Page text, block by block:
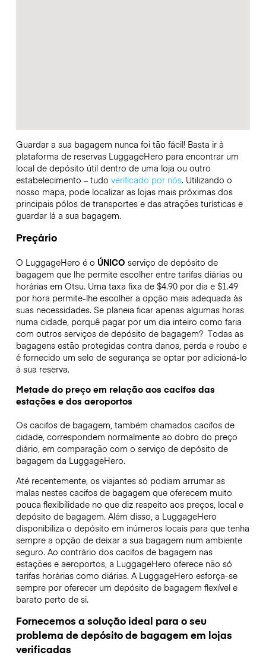
Guardar a sua bagagem nunca foi tão fácil! Basta ir à
plataforma de reservas LuggageHero para encontrar um
local de depósito útil dentro de uma loja ou outro
estabelecimento – tudo verificado por nós. Utilizando o
nosso mapa, pode localizar as lojas mais próximas dos
principais pólos de transportes e das atrações turísticas e
guardar lá a sua bagagem.
Preçário
O LuggageHero é o ÚNICO serviço de depósito de
bagagem que lhe permite escolher entre tarifas diárias ou
horárias em Otsu. Uma taxa fixa de $4.90 por dia e $1.49
por hora permite-lhe escolher a opção mais adequada às
suas necessidades. Se planeia ficar apenas algumas horas
numa cidade, porquê pagar por um dia inteiro como faria
com outros serviços de depósito de bagagem? Todas as
bagagens estão protegidas contra danos, perda e roubo e
é fornecido um selo de segurança se optar por adicioná-lo
à sua reserva.
Metade do preço em relação aos cacifos das
estações e dos aeroportos
Os cacifos de bagagem, também chamados cacifos de
cidade, correspondem normalmente ao dobro do preço
diário, em comparação com o serviço de depósito de
bagagem da LuggageHero.
Até recentemente, os viajantes só podiam arrumar as
malas nestes cacifos de bagagem que oferecem muito
pouca flexibilidade no que diz respeito aos preços, local e
depósito de bagagem. Além disso, a LuggageHero
disponibiliza o depósito em inúmeros locais para que tenha
sempre a opção de deixar a sua bagagem num ambiente
seguro. Ao contrário dos cacifos de bagagem nas
estações e aeroportos, a LuggageHero oferece não só
tarifas horárias como diárias. A LuggageHero esforça-se
sempre por oferecer um depósito de bagagem flexível e
barato perto de si.
Fornecemos a solução ideal para o seu
problema de depósito de bagagem em lojas
verificadas